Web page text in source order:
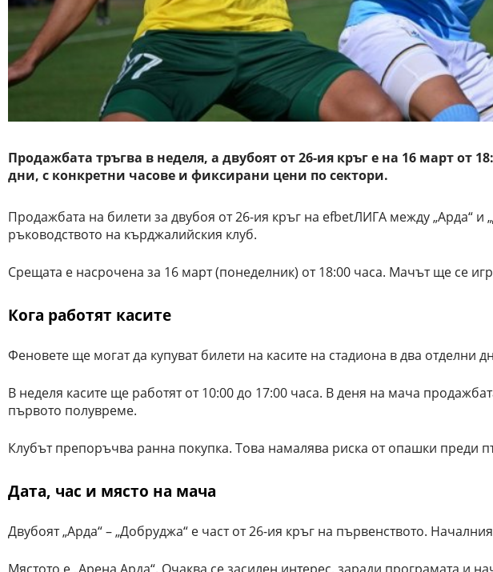
Продажбата тръгва в неделя, а двубоят от 26-ия кръг е на 16 март от
дни, с конкретни часове и фиксирани цени по сектори.
Продажбата на билети за двубоя от 26-ия кръг на efbetЛИГА между „Арда“ и
ръководството на кърджалийския клуб.
Срещата е насрочена за 16 март (понеделник) от 18:00 часа. Мачът ще се
Кога работят касите
Феновете ще могат да купуват билети на касите на стадиона в два отделни
В неделя касите ще работят от 10:00 до 17:00 часа. В деня на мача
първото полувреме.
Клубът препоръчва ранна покупка. Това намалява риска от опашки преди
Дата, час и място на мача
Двубоят „Арда“ – „Добруджа“ е част от 26-ия кръг на първенството.